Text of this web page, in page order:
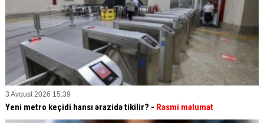
3 Avqust 2026 15:39
Yeni metro keçidi hansı ərazidə tikilir? - Rəsmi məlumat